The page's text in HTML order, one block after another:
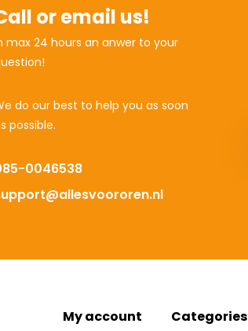
or email us!
max 24 hours an anwer to your
do our best to help you as soon
possible.
0046538
My account Categories